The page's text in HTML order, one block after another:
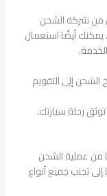
من شركة الشحن
يمكنك أيضًا استعمال
الشحن إلى التقويم
رحلة سيارتك.
من عملية الشحن
تجنب جميع أنواع